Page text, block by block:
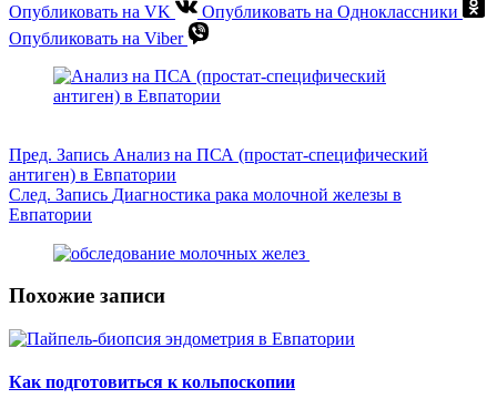
Опубликовать на VK
Опубликовать на Одноклассники
Опубликовать на Viber
Пред. Запись Анализ на ПСА (простат-специфический
антиген) в Евпатории
След. Запись Диагностика рака молочной железы в
Евпатории
Похожие записи
Как подготовиться к кольпоскопии